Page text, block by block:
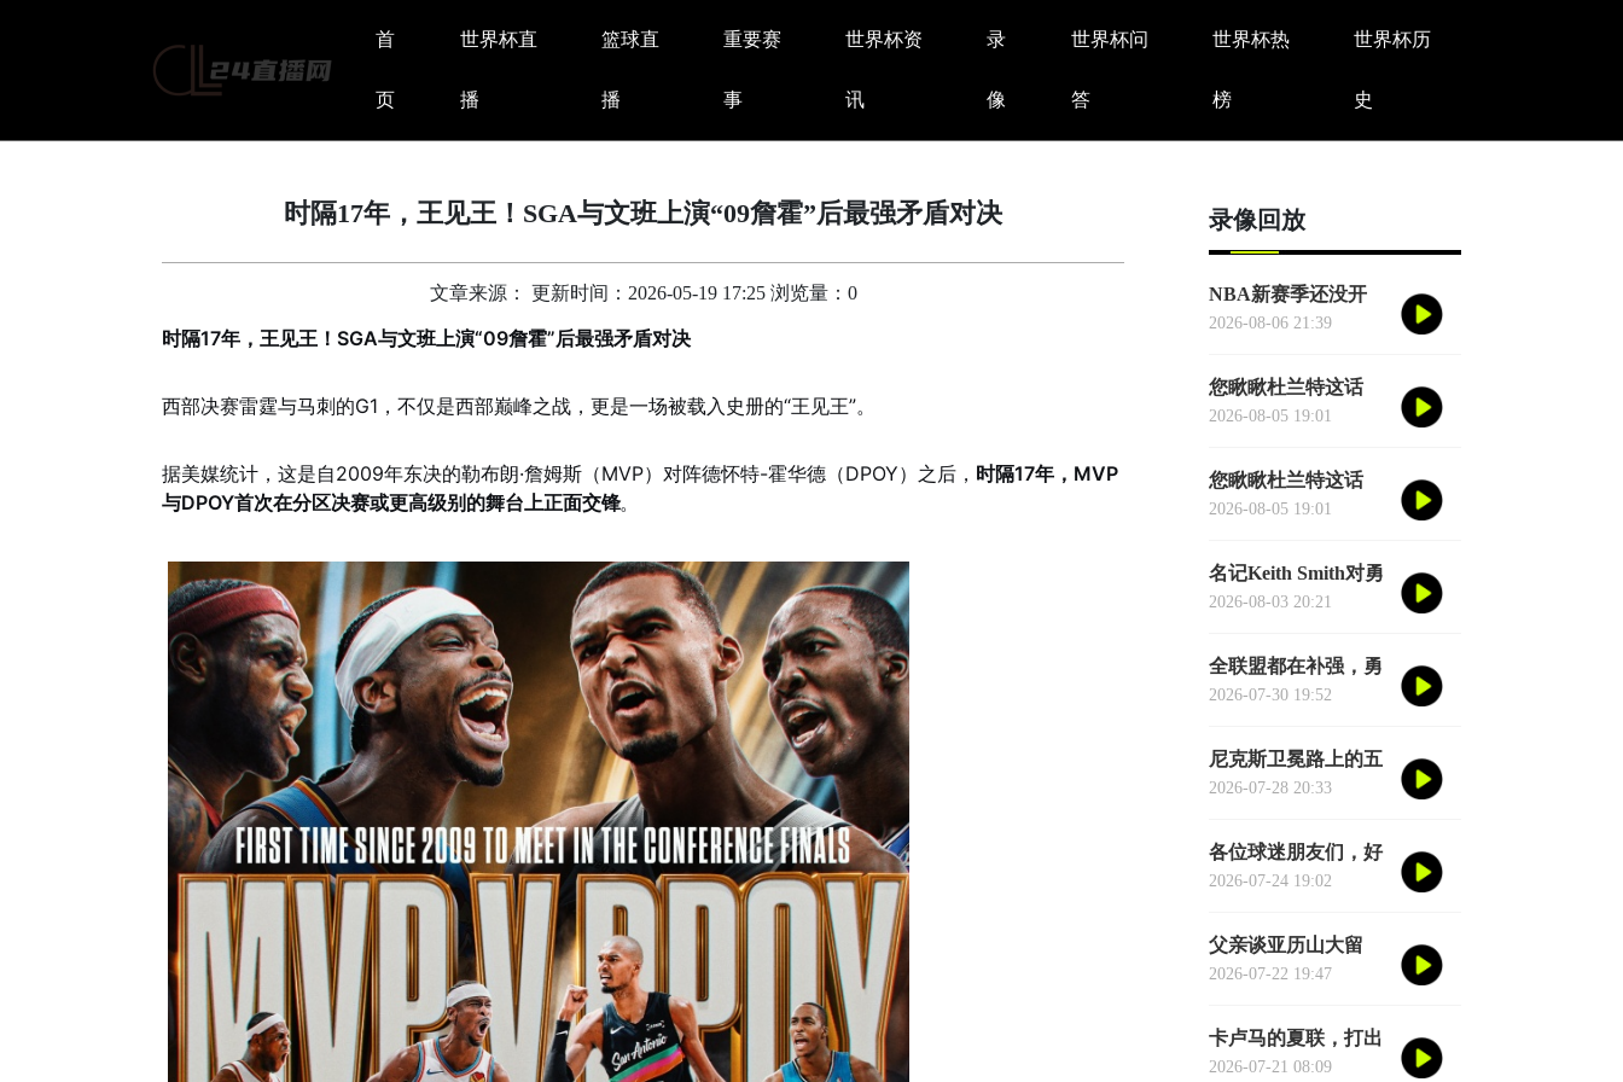
首
页
世界杯直
播
篮球直
播
重要赛
事
世界杯资
讯
录
像
世界杯问
答
世界杯热
榜
世界杯历
史
时隔17年，王见王！SGA与文班上演“09詹霍”后最强矛盾对决
文章来源： 更新时间：2026-05-19 17:25 浏览量：0
时隔17年，王见王！SGA与文班上演“09詹霍”后最强矛盾对决
西部决赛雷霆与马刺的G1，不仅是西部巅峰之战，更是一场被载入史册的“王见王”。
据美媒统计，这是自2009年东决的勒布朗·詹姆斯（MVP）对阵德怀特-霍华德（DPOY）之后， 时隔17年，MVP
与DPOY首次在分区决赛或更高级别的舞台上正面交锋。
录像回放
NBA新赛季还没开
打，一项历史纪录已
篮球俱乐部伦敦雄狮
将首次站上NBA季前
2026-08-06 21:39
您瞅瞅杜兰特这话
——"76人比宇宙勇
虚或者脑子进水了，
我给您掰开了揉碎了
2026-08-05 19:01
您瞅瞅杜兰特这话
——"76人比宇宙勇
虚或者脑子进水了，
我给您掰开了揉碎了
2026-08-05 19:01
名记Keith Smith对勇
士11号秀伦德博格的
准。他说伦德博格是
夏联最耀眼的球员之
2026-08-03 20:21
全联盟都在补强，勇
士却在“等”——等库
2026-07-30 19:52
尼克斯卫冕路上的五
大拦路虎：雷马领
2026-07-28 20:33
各位球迷朋友们，好
消息来了！湖人核心
2026中国行「紫金之
旅」正式定档今年8
2026-07-24 19:02
父亲谈亚历山大留
队：东西没坏就别
诱惑走
2026-07-22 19:47
卡卢马的夏联，打出
了“不给合同说不过
2026-07-21 08:09